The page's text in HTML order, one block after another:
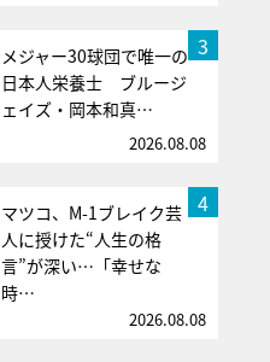
3
メジャー30球団で唯一の
日本人栄養士 ブルージ
ェイズ・岡本和真…
2026.08.08
4
マツコ、M-1ブレイク芸
人に授けた“人生の格
言”が深い…「幸せな
時…
2026.08.08